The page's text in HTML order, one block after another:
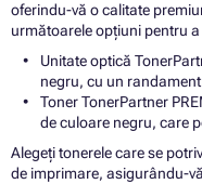
oferindu-vă o calitate
următoarele opțiuni pentru
Unitate optică
negru, cu un
Toner TonerPartner
de culoare negru, care
Alegeți tonerele care se
de imprimare, asigurându-